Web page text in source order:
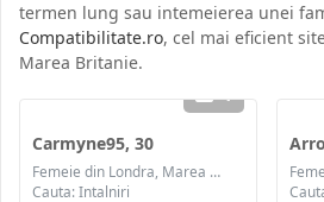
termen lung sau intemeierea unei
Compatibilitate.ro, cel mai eficient
Marea Britanie.
1
Carmyne95, 30
Femeie din Londra, Marea Britanie
Cauta: Intalniri